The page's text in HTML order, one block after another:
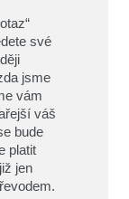
své
jsme
vám
váš
bude
platit
jen